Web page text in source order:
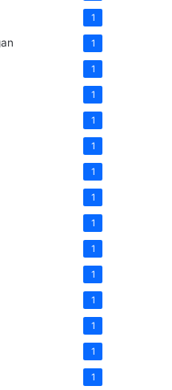
1
1
1
1
1
1
1
1
1
1
1
1
1
1
1